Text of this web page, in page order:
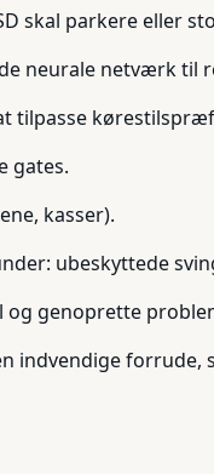
skal parkere eller
neurale netværk til
tilpasse
gates.
kasser).
ubeskyttede
og genoprette
indvendige